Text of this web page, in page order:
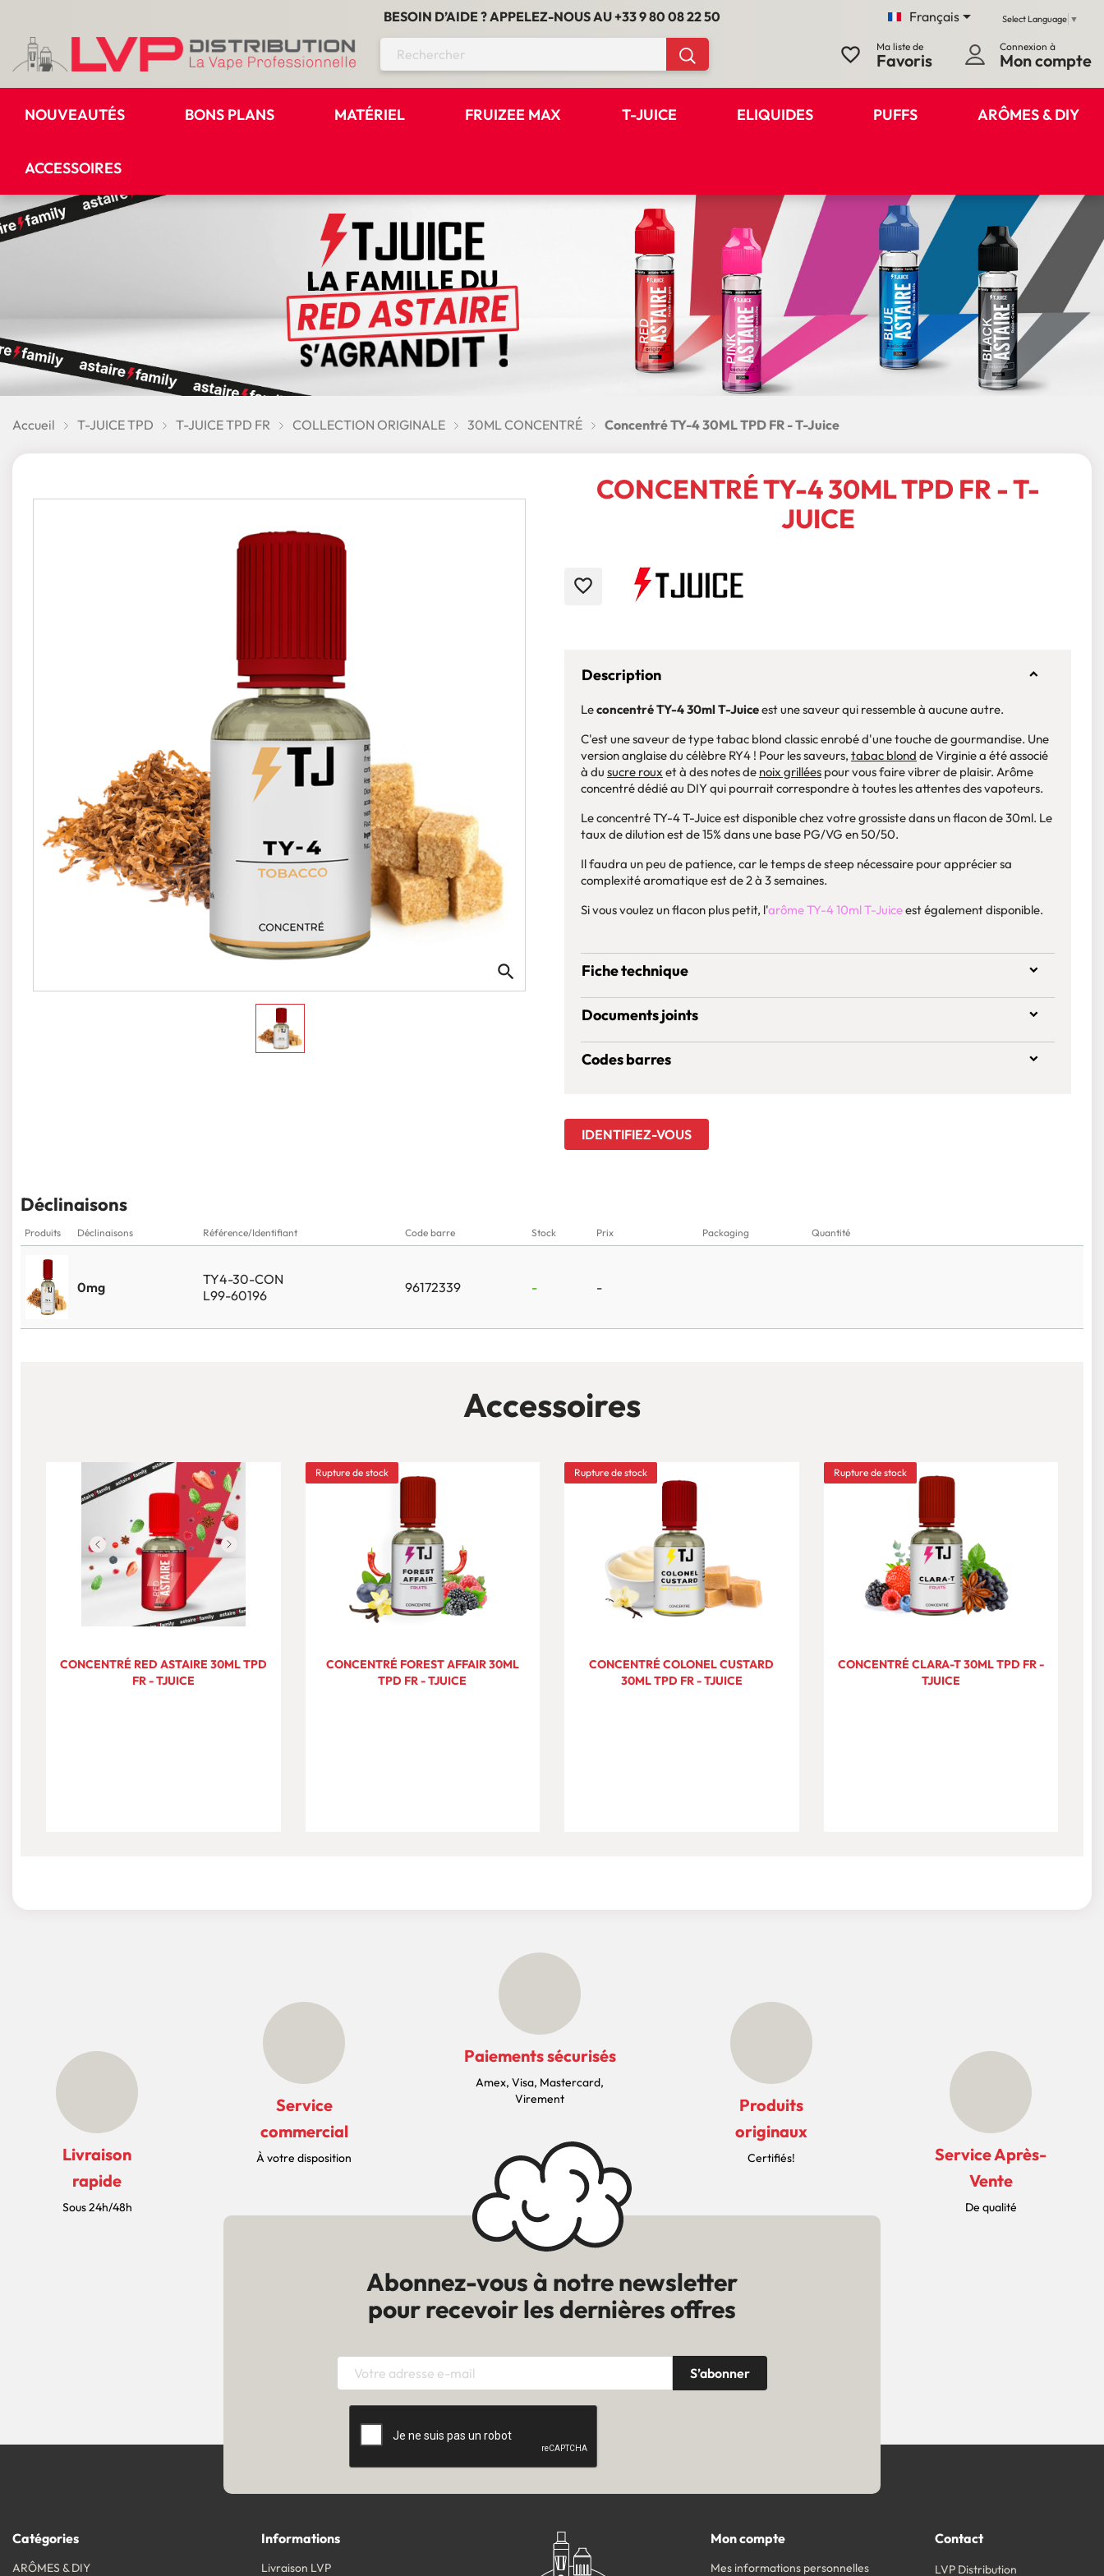
BESOIN D’AIDE ? APPELEZ-NOUS AU+33 9 80 08 22 50 Français Select Language ▼
favorite_border Ma liste de
Favoris
Connexion à
Mon compte
NOUVEAUTÉS BONS PLANS MATÉRIEL FRUIZEE MAX T-JUICE ELIQUIDES PUFFS ARÔMES & DIY
ACCESSOIRES
Accueil T-JUICE TPD T-JUICE TPD FR COLLECTION ORIGINALE 30ML CONCENTRÉ Concentré TY-4 30ML TPD FR - T-Juice
search
CONCENTRÉ TY-4 30ML TPD FR - T-
JUICE
favorite_border
Description
Leconcentré TY-4 30ml T-Juiceest une saveur qui ressemble à aucune autre.
C'est une saveur de type tabac blond classic enrobé d'une touche de gourmandise. Une
version anglaise du célèbre RY4 ! Pour les saveurs, tabac blond de Virginie a été associé
à du sucre roux et à des notes de noix grillées pour vous faire vibrer de plaisir. Arôme
concentré dédié au DIY qui pourrait correspondre à toutes les attentes des vapoteurs.
Le concentré TY-4 T-Juice est disponible chez votre grossiste dans un flacon de 30ml. Le
taux de dilution est de 15% dans une base PG/VG en 50/50.
Il faudra un peu de patience, car le temps de steep nécessaire pour apprécier sa
complexité aromatique est de 2 à 3 semaines.
Si vous voulez un flacon plus petit, l'arômeTY-4 10ml T-Juiceest également disponible.
Fiche technique
Documents joints
Codes barres
IDENTIFIEZ-VOUS
Déclinaisons
Produits Déclinaisons Référence/Identifiant Code barre Stock Prix Packaging Quantité
0mg
TY4-30-CON
L99-60196
96172339 - -
Accessoires
CONCENTRÉ RED ASTAIRE 30ML TPD
FR - TJUICE
Rupture de stock
CONCENTRÉ FOREST AFFAIR 30ML
TPD FR - TJUICE
Rupture de stock
CONCENTRÉ COLONEL CUSTARD
30ML TPD FR - TJUICE
Rupture de stock
CONCENTRÉ CLARA-T 30ML TPD FR -
TJUICE
Livraison
rapide
Sous 24h/48h
Service
commercial
À votre disposition
Paiements sécurisés
Amex, Visa, Mastercard,
Virement
Produits
originaux
Certifiés!
Service Après-
Vente
De qualité
Abonnez-vous à notre newsletter
pour recevoir les dernières offres
Catégories
ARÔMES & DIY
Informations
Livraison LVP
Mon compte
Mes informations personnelles
Contact
LVP Distribution